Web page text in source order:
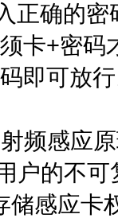
正确的
卡+密
即可放
感应原
的不可
应卡